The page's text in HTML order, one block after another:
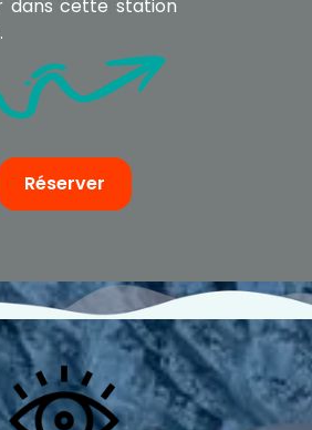
dans cette station
Réserver